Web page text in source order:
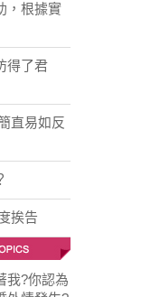
，根據實
得了君
直易如反
挨告
我?你認為